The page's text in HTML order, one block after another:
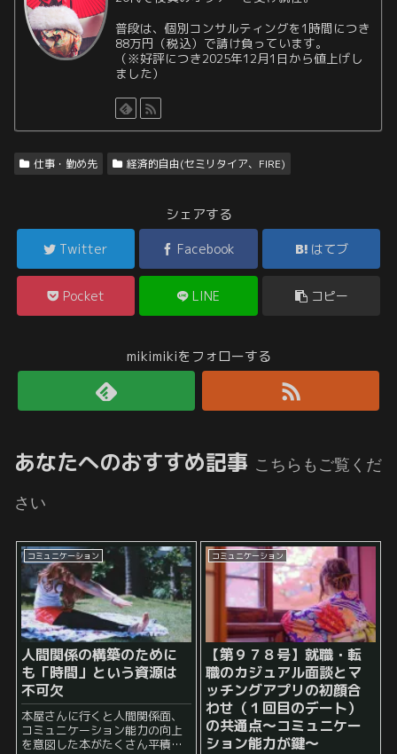
普段は、個別コンサルティングを1時間につき
88万円（税込）で請け負っています。
（※好評につき2025年12月1日から値上げし
ました）
仕事・勤め先 経済的自由(セミリタイア、FIRE)
シェアする
Twitter Facebook はてブ
Pocket LINE コピー
mikimikiをフォローする
あなたへのおすすめ記事 こちらもご覧くだ
さい
コミュニケーション
人間関係の構築のために
も「時間」という資源は
不可欠
本屋さんに行くと人間関係面、
コミュニケーション能力の向上
を意図した本がたくさん平積み
コミュニケーション
【第９７８号】就職・転
職のカジュアル面談とマ
ッチングアプリの初顔合
わせ（１回目のデート）
の共通点～コミュニケー
ション能力が鍵～